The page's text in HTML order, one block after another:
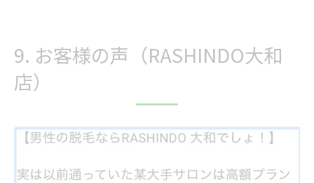
9. お客様の声（RASHINDO大和
店）